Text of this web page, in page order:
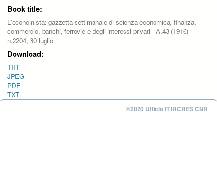
Book title:
L'economista: gazzetta settimanale di scienza economica, finanza,
commercio, banchi, ferrovie e degli interessi privati - A.43 (1916)
n.2204, 30 luglio
Download:
TIFF
JPEG
PDF
TXT
©2020 Ufficio IT IRCRES CNR